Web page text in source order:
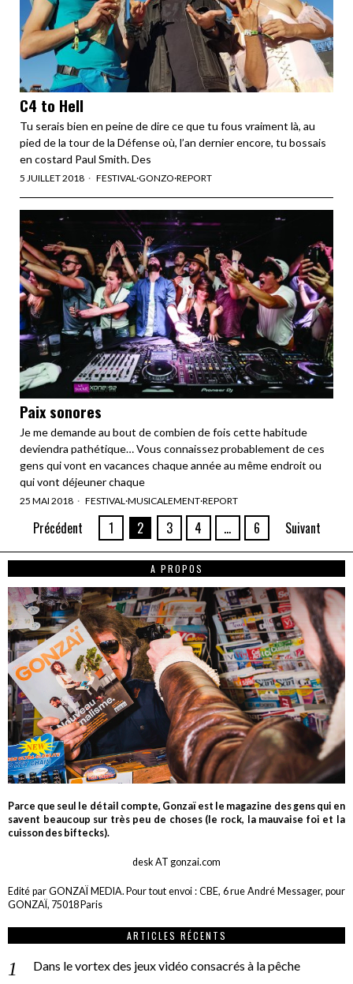
C4 to Hell
Tu serais bien en peine de dire ce que tu fous vraiment là, au
pied de la tour de la Défense où, l’an dernier encore, tu bossais
en costard Paul Smith. Des
5 JUILLET 2018 FESTIVAL·GONZO·REPORT
Paix sonores
Je me demande au bout de combien de fois cette habitude
deviendra pathétique… Vous connaissez probablement de ces
gens qui vont en vacances chaque année au même endroit ou
qui vont déjeuner chaque
25 MAI 2018 FESTIVAL·MUSICALEMENT·REPORT
Précédent 1 2 3 4 … 6 Suivant
A PROPOS
Parce que seul le détail compte, Gonzaï est le magazine des gens qui en
savent beaucoup sur très peu de choses (le rock, la mauvaise foi et la
cuisson des biftecks).
desk AT gonzai.com
Edité par GONZAÏ MEDIA. Pour tout envoi : CBE, 6 rue André Messager, pour
GONZAÏ, 75018 Paris
ARTICLES RÉCENTS
Dans le vortex des jeux vidéo consacrés à la pêche